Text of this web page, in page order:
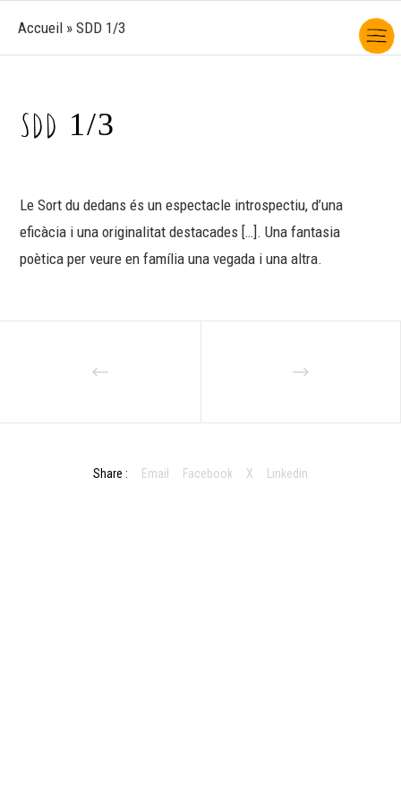
Accueil » SDD 1/3
SDD 1/3
Le Sort du dedans és un espectacle introspectiu, d’una
eficàcia i una originalitat destacades […]. Una fantasia
poètica per veure en família una vegada i una altra.
Share : Email Facebook X Linkedin